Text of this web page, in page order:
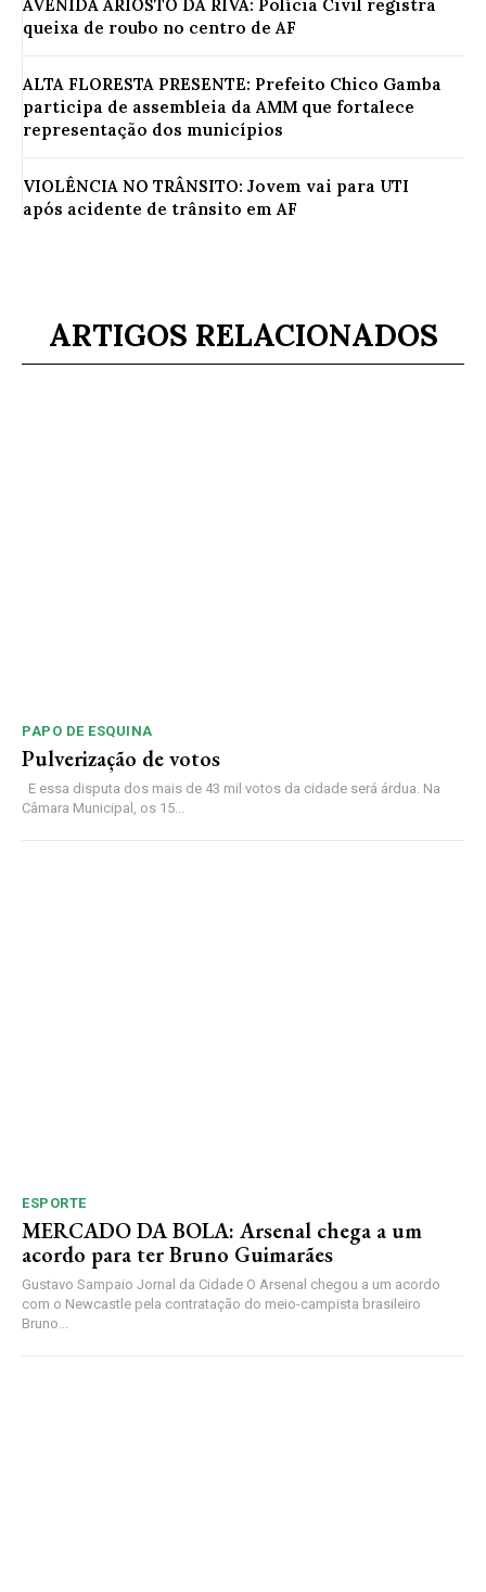
AVENIDA ARIOSTO DA RIVA: Polícia Civil registra
queixa de roubo no centro de AF
ALTA FLORESTA PRESENTE: Prefeito Chico Gamba
participa de assembleia da AMM que fortalece
representação dos municípios
VIOLÊNCIA NO TRÂNSITO: Jovem vai para UTI
após acidente de trânsito em AF
ARTIGOS RELACIONADOS
PAPO DE ESQUINA
Pulverização de votos
E essa disputa dos mais de 43 mil votos da cidade será árdua. Na
Câmara Municipal, os 15...
ESPORTE
MERCADO DA BOLA: Arsenal chega a um
acordo para ter Bruno Guimarães
Gustavo Sampaio Jornal da Cidade O Arsenal chegou a um acordo
com o Newcastle pela contratação do meio-campista brasileiro
Bruno...